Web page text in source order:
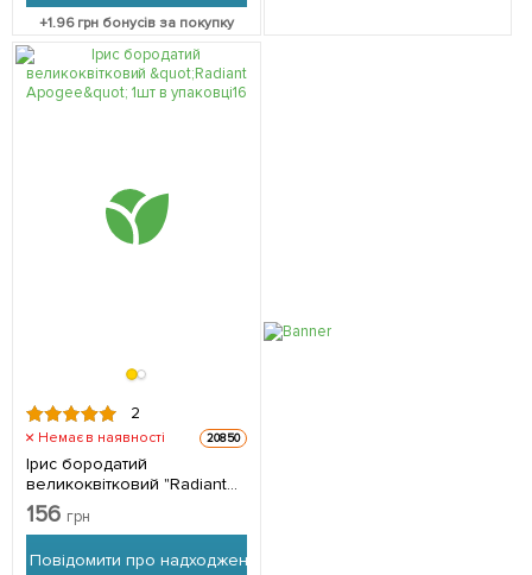
+1.96грн бонусів за покупку
2
Немає в наявності 20850
Ірис бородатий
великоквітковий "Radiant
Apogee" 1шт в упаковці
156 грн
Повідомити про надходження